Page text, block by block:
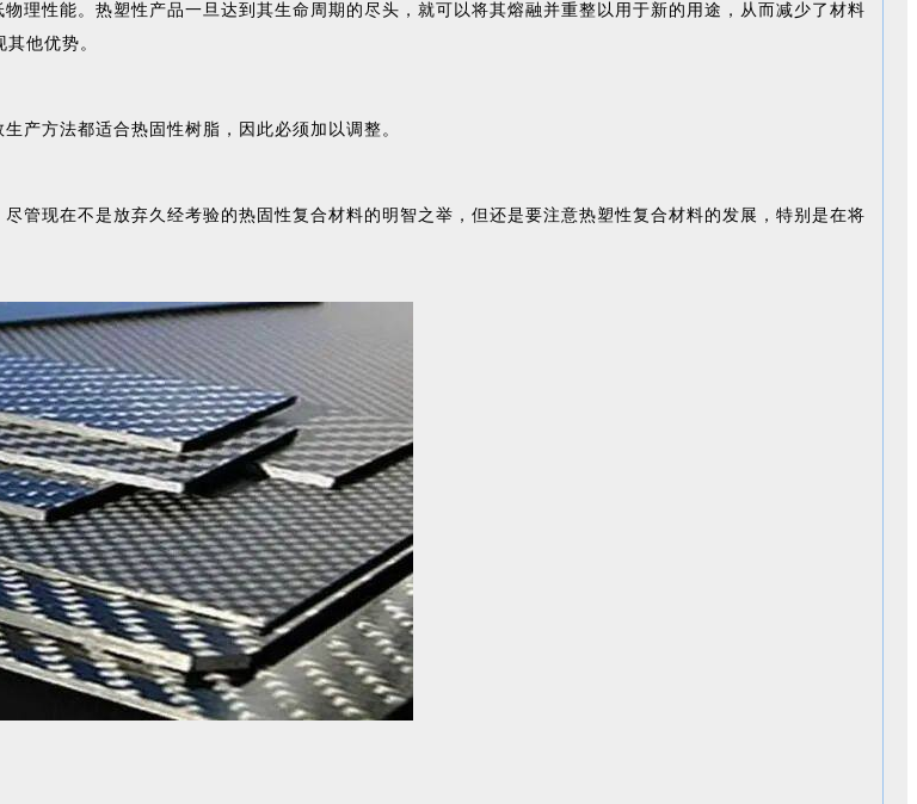
理性能。热塑性产品一旦达到其生命周期的尽头，就可以将其熔融并重整以用于新的用途，从而减少了材料
他优势。
产方法都适合热固性树脂，因此必须加以调整。
管现在不是放弃久经考验的热固性复合材料的明智之举，但还是要注意热塑性复合材料的发展，特别是在将